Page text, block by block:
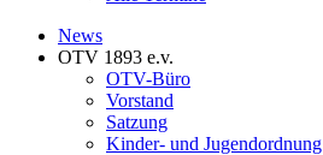
News
OTV 1893 e.v.
OTV-Büro
Vorstand
Satzung
Kinder- und Jugendordnung